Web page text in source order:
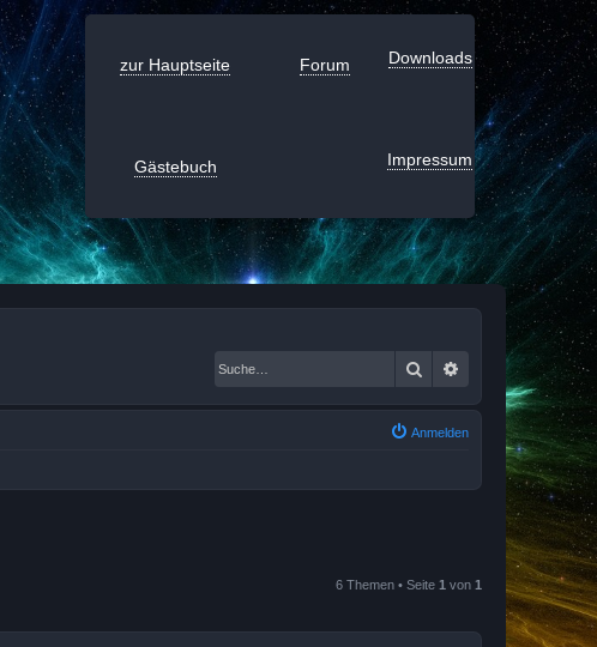
zur Hauptseite Forum Downloads
Gästebuch Impressum
Suche Erweiterte Suche
Anmelden
6 Themen • Seite 1 von 1